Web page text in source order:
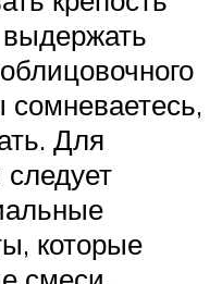
выдержать
Для
следует
которые